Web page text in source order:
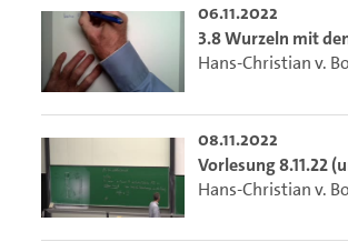
06.11.2022
3.8 Wurzeln mit
Hans-Christian v.
08.11.2022
Vorlesung 8.11.22
Hans-Christian v.